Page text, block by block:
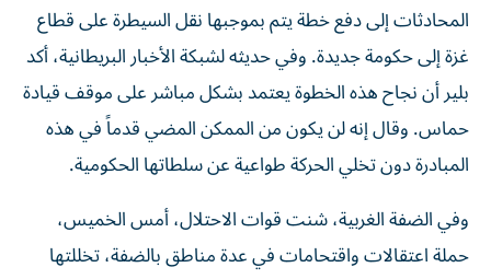
المحادثات إلى دفع خطة يتم بموجبها نقل السيطرة على قطاع
غزة إلى حكومة جديدة. وفي حديثه لشبكة الأخبار البريطانية، أكد
بلير أن نجاح هذه الخطوة يعتمد بشكل مباشر على موقف قيادة
حماس. وقال إنه لن يكون من الممكن المضي قدماً في هذه
المبادرة دون تخلي الحركة طواعية عن سلطاتها الحكومية.
وفي الضفة الغربية، شنت قوات الاحتلال، أمس الخميس،
حملة اعتقالات واقتحامات في عدة مناطق بالضفة، تخللتها